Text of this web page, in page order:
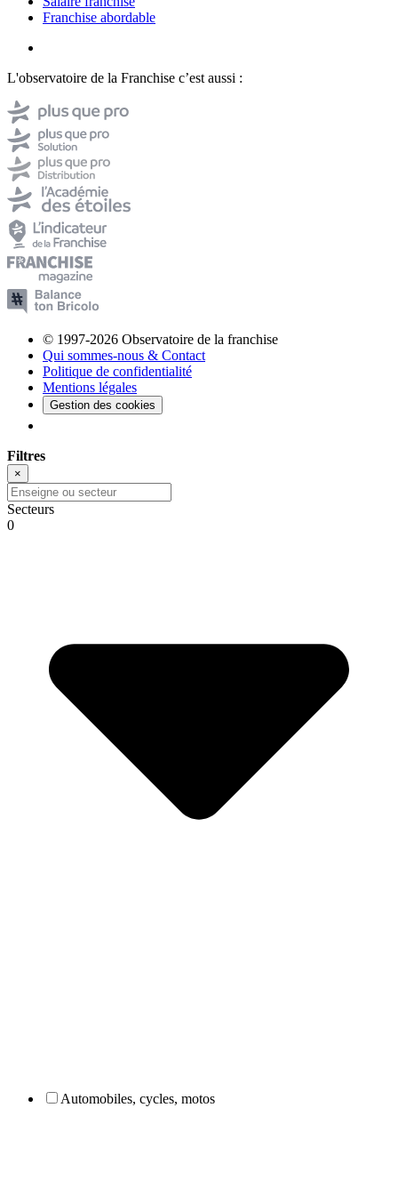
Franchise abordable
L'observatoire de la Franchise c’est aussi :
© 1997-2026 Observatoire de la franchise
Qui sommes-nous & Contact
Politique de confidentialité
Mentions légales
Gestion des cookies
Filtres
×
Secteurs
0
Automobiles, cycles, motos